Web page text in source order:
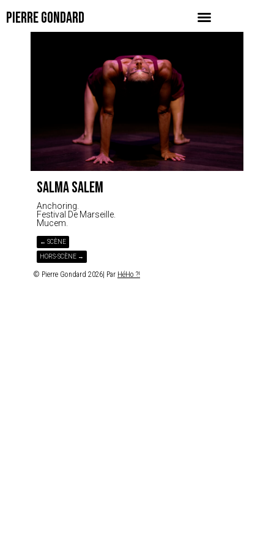
PIERRE GONDARD
SALMA SALEM
Anchoring.
Festival De Marseille.
Mucem.
← SCÈNE
HORS-SCÈNE →
© Pierre Gondard 2026| Par HéHo ?!